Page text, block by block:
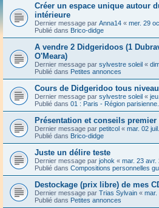
Créer un espace unique autour
intérieure
Dernier message par Anna14 « mer. 29
Publié dans Brico-didge
A vendre 2 Didgeridoos (1
O'Meara)
Dernier message par sylvestre soleil «
Publié dans Petites annonces
Cours de Didgeridoo tous
Dernier message par sylvestre soleil «
Publié dans 01 : Paris - Région parisienne.
Présentation et conseils premier
Dernier message par petitcol « mar. 02
Publié dans Brico-didge
Juste un délire teste
Dernier message par johok « mar. 23 avr.
Publié dans Compositions personnelles
Destockage (prix libre) de mes
Dernier message par Trias Sylvain « mar.
Publié dans Petites annonces